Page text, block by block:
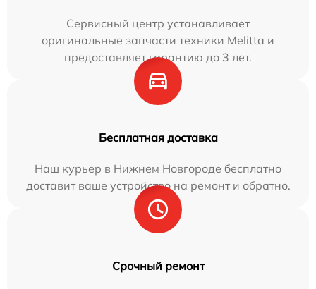
Сервисный центр устанавливает
оригинальные запчасти техники Melitta и
предоставляет гарантию до 3 лет.
Бесплатная доставка
Наш курьер в Нижнем Новгороде бесплатно
доставит ваше устройство на ремонт и обратно.
Срочный ремонт